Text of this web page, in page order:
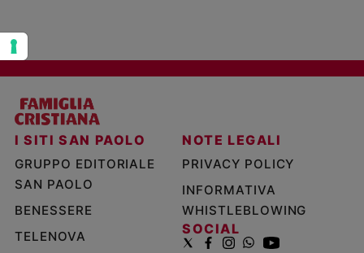
I SITI SAN PAOLO
GRUPPO EDITORIALE
SAN PAOLO
BENESSERE
TELENOVA
NOTE LEGALI
PRIVACY POLICY
INFORMATIVA
WHISTLEBLOWING
SOCIAL